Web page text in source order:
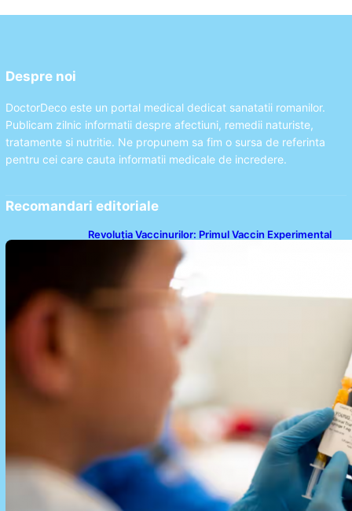
Despre noi
DoctorDeco este un portal medical dedicat sanatatii romanilor.
Publicam zilnic informatii despre afectiuni, remedii naturiste,
tratamente si nutritie. Ne propunem sa fim o sursa de referinta
pentru cei care cauta informatii medicale de incredere.
Recomandari editoriale
Revoluția Vaccinurilor: Primul Vaccin Experimental
Împotriva Cancerului de Colon în Studiu Uman